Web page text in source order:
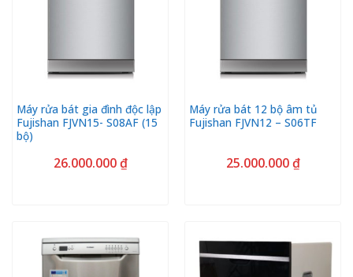
Máy rửa bát gia đình độc lập
Fujishan FJVN15- S08AF (15
bộ)
26.000.000₫
Máy rửa bát 12 bộ âm tủ
Fujishan FJVN12 – S06TF
25.000.000₫